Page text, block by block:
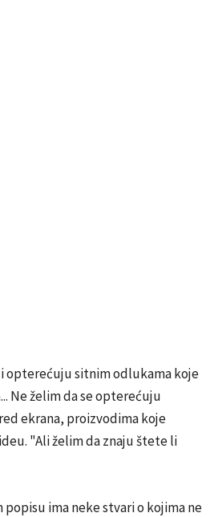
opterećuju sitnim odlukama koje
Ne želim da se opterećuju
ekrana, proizvodima koje
"Ali želim da znaju štete li
popisu ima neke stvari o kojima ne